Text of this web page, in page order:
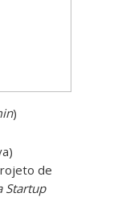
)
de
Startup